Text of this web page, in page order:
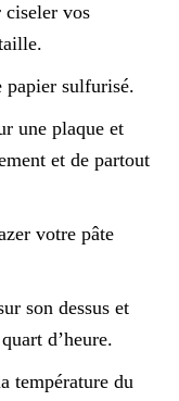
ciseler vos
papier sulfurisé.
une plaque et
et de partout
votre pâte
son dessus et
d’heure.
température du